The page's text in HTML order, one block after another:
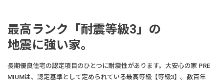
最高ランク「耐震等級3」の
地震に強い家。
長期優良住宅の認定項目のひとつに耐震性があります。大安心の家 PRE
MIUMは、認定基準として定められている最高等級【等級3】。数百年